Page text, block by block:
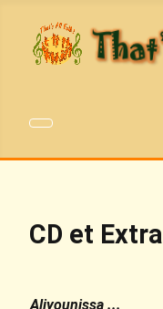
CD et
Aliyounissa ...